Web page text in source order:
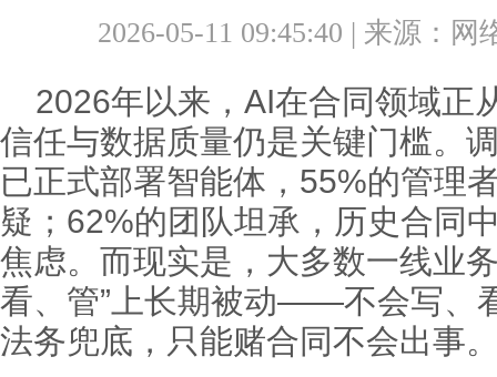
2026-05-11 09:45:40 | 来源： 网
2026年以来，AI在合同领域正
信任与数据质量仍是关键门槛。
已正式部署智能体，55%的管理
疑；62%的团队坦承，历史合同
焦虑。而现实是，大多数一线业
看、管”上长期被动——不会写、
法务兜底，只能赌合同不会出事